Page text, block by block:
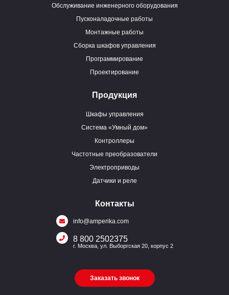
Обслуживание инженерного оборудования
Пусконаладочные работы
Монтажные работы
Сборка шкафов управления
Программирование
Проектирование
Продукция
Шкафы управления
Система «Умный дом»
Контроллеры
Частотные преобразователи
Электроприводы
Датчики и реле
Контакты
info@amperika.com
8 800 2502375
г. Москва, ул. Выборгская 20, корпус 2
Заказать звонок